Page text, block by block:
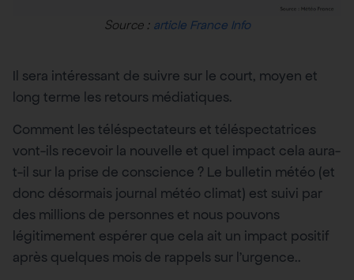
Source : article France Info
Il sera intéressant de suivre sur le court, moyen et
long terme les retours médiatiques.
Comment les téléspectateurs et téléspectatrices
vont-ils recevoir la nouvelle et quel impact cela aura-
t-il sur la prise de conscience ? Le bulletin météo (et
donc désormais journal météo climat) est suivi par
des millions de personnes et nous pouvons
légitimement espérer que cela ait un impact positif
après quelques mois de rappels sur l’urgence..